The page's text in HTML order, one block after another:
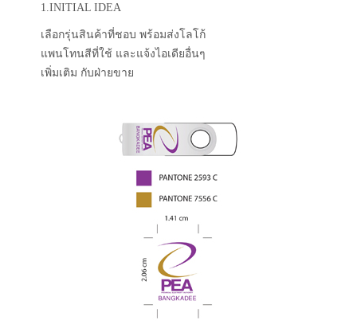
1.INITIAL IDEA
เลือกรุ่นสินค้าที่ชอบ พร้อมส่งโลโก้
แพนโทนสีที่ใช้ และแจ้งไอเดียอื่นๆ
เพิ่มเติม กับฝ่ายขาย